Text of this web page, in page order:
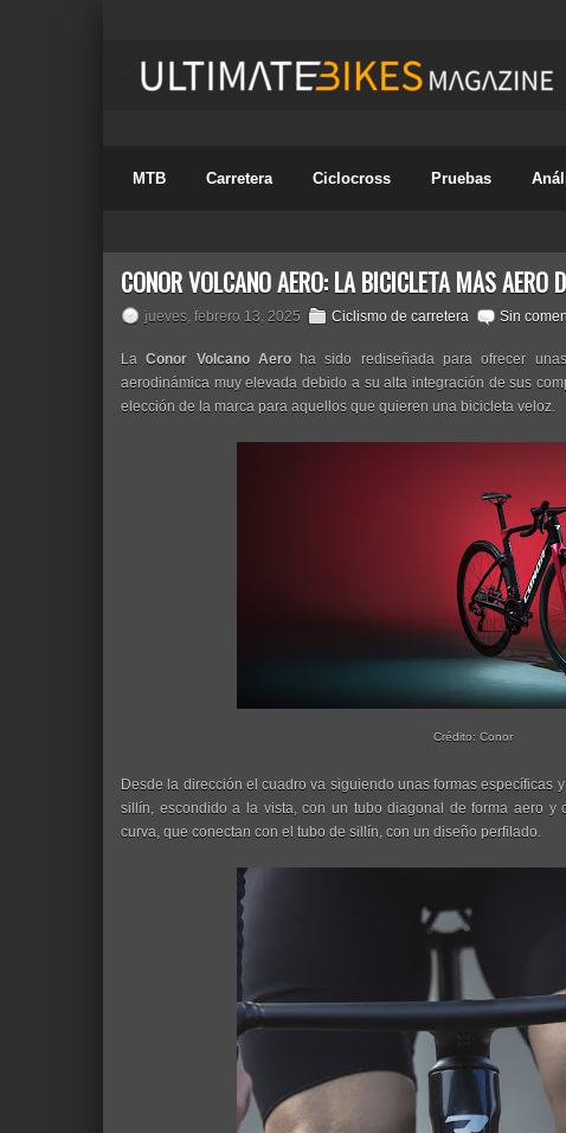
MTB Carretera Ciclocross Pruebas
CONOR VOLCANO AERO: LA BICICLETA MÁS AERO
jueves, febrero 13, 2025 Ciclismo de carretera Sin
LaConor Volcano Aeroha sido rediseñada para ofrecer
aerodinámica muy elevada debido a su alta integración de sus
elección de la marca para aquellos que quieren una bicicleta veloz.
Crédito: Conor
Desde la dirección el cuadro va siguiendo unas formas específicas
sillín, escondido a la vista, con un tubo diagonal de forma aero y
curva, que conectan con el tubo de sillín, con un diseño perfilado.